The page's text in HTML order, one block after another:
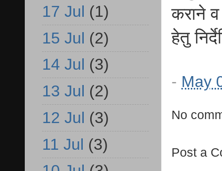
कराने व
हेतु
- May
No
Post a
17 Jul (1)
15 Jul (2)
14 Jul (3)
13 Jul (2)
12 Jul (3)
11 Jul (3)